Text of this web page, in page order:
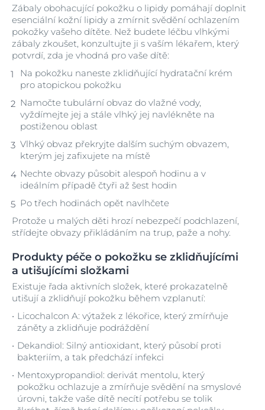
Zábaly obohacující pokožku o lipidy pomáhají doplnit
esenciální kožní lipidy a zmírnit svědění ochlazením
pokožky vašeho dítěte. Než budete léčbu vlhkými
zábaly zkoušet, konzultujte ji s vaším lékařem, který
potvrdí, zda je vhodná pro vaše dítě:
Na pokožku naneste zklidňující hydratační krém
pro atopickou pokožku
Namočte tubulární obvaz do vlažné vody,
vyždímejte jej a stále vlhký jej navlékněte na
postiženou oblast
Vlhký obvaz překryjte dalším suchým obvazem,
kterým jej zafixujete na místě
Nechte obvazy působit alespoň hodinu a v
ideálním případě čtyři až šest hodin
Po třech hodinách opět navlhčete
Protože u malých děti hrozí nebezpečí podchlazení,
střídejte obvazy přikládáním na trup, paže a nohy.
Produkty péče o pokožku se zklidňujícími
a utišujícími složkami
Existuje řada aktivních složek, které prokazatelně
utišují a zklidňují pokožku během vzplanutí:
Licochalcon A: výtažek z lékořice, který zmírňuje
záněty a zklidňuje podráždění
Dekandiol: Silný antioxidant, který působí proti
bakteriím, a tak předchází infekci
Mentoxypropandiol: derivát mentolu, který
pokožku ochlazuje a zmírňuje svědění na smyslové
úrovni, takže vaše dítě necítí potřebu se tolik